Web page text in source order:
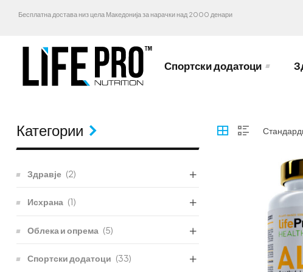
Бесплатна достава низ цела Македонија за нарачки над 2000 денари
Спортски додатоци
Категории
Здравје (2)
Исхрана (1)
Облека и опрема (5)
Спортски додатоци (33)